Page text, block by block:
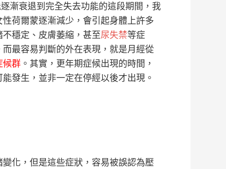
漸衰退到完全失去功能的這段期間，我
荷爾蒙逐漸減少，會引起身體上許多
穩定、皮膚萎縮，甚至尿失禁等症
最容易判斷的外在表現，就是月經從
候群 。其實，更年期症候出現的時間，
發生，並非一定在停經以後才出現。
化，但是這些症狀，容易被誤認為壓